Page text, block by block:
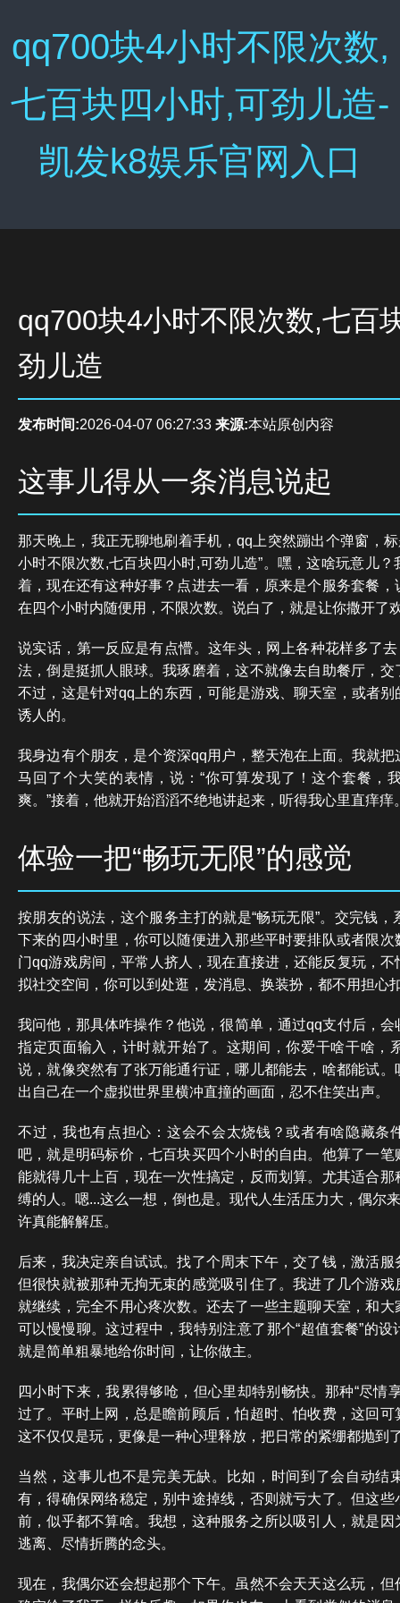
qq700块4小时不限次数,
七百块四小时,可劲儿造-
凯发k8娱乐官网入口
qq700块4小时不限次数,七百
劲儿造
发布时间:2026-04-07 06:27:33 来源:本站原创内容
这事儿得从一条消息说起
那天晚上，我正无聊地刷着手机，qq上突然蹦出个弹窗，
小时不限次数,七百块四小时,可劲儿造”。嘿，这啥玩意儿
着，现在还有这种好事？点进去一看，原来是个服务套餐
在四个小时内随便用，不限次数。说白了，就是让你撒开了
说实话，第一反应是有点懵。这年头，网上各种花样多了去
法，倒是挺抓人眼球。我琢磨着，这不就像去自助餐厅，
不过，这是针对qq上的东西，可能是游戏、聊天室，或者
诱人的。
我身边有个朋友，是个资深qq用户，整天泡在上面。我就
马回了个大笑的表情，说：“你可算发现了！这个套餐，
爽。”接着，他就开始滔滔不绝地讲起来，听得我心里直痒痒
体验一把“畅玩无限”的感觉
按朋友的说法，这个服务主打的就是“畅玩无限”。交完钱
下来的四小时里，你可以随便进入那些平时要排队或者限
门qq游戏房间，平常人挤人，现在直接进，还能反复玩，
拟社交空间，你可以到处逛，发消息、换装扮，都不用担心
我问他，那具体咋操作？他说，很简单，通过qq支付后，
指定页面输入，计时就开始了。这期间，你爱干啥干啥，
说，就像突然有了张万能通行证，哪儿都能去，啥都能试
出自己在一个虚拟世界里横冲直撞的画面，忍不住笑出声。
不过，我也有点担心：这会不会太烧钱？或者有啥隐藏条
吧，就是明码标价，七百块买四个小时的自由。他算了一
能就得几十上百，现在一次性搞定，反而划算。尤其适合
缚的人。嗯...这么一想，倒也是。现代人生活压力大，偶尔
许真能解解压。
后来，我决定亲自试试。找了个周末下午，交了钱，激活
但很快就被那种无拘无束的感觉吸引住了。我进了几个游
就继续，完全不用心疼次数。还去了一些主题聊天室，和
可以慢慢聊。这过程中，我特别注意了那个“超值套餐”的
就是简单粗暴地给你时间，让你做主。
四小时下来，我累得够呛，但心里却特别畅快。那种“尽情
过了。平时上网，总是瞻前顾后，怕超时、怕收费，这回
这不仅仅是玩，更像是一种心理释放，把日常的紧绷都抛到
当然，这事儿也不是完美无缺。比如，时间到了会自动结
有，得确保网络稳定，别中途掉线，否则就亏大了。但这
前，似乎都不算啥。我想，这种服务之所以吸引人，就是
逃离、尽情折腾的念头。
现在，我偶尔还会想起那个下午。虽然不会天天这么玩，